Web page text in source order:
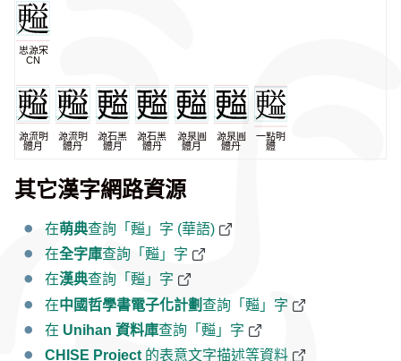
思源宋
CN
源流明
體月
源流明
體丹
源石黑
體月
源石黑
體丹
源泉圓
體月
源泉圓
體丹
一點明
體
其它漢字網路資源
在萌典查詢「㬲」字 (華語)
在全字庫查詢「㬲」字
在漢典查詢「㬲」字
在中國哲學書電子化計劃查詢「㬲」字
在 Unihan 資料庫查詢「㬲」字
CHISE Project 的表意文字描述等資料